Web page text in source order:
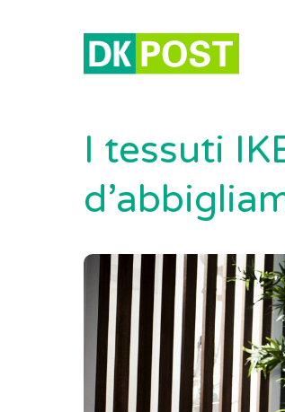
I tessuti